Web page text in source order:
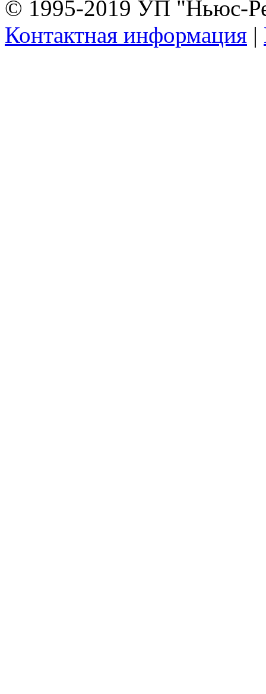
© 1995-2019 УП "Ньюс-
Контактная информация |